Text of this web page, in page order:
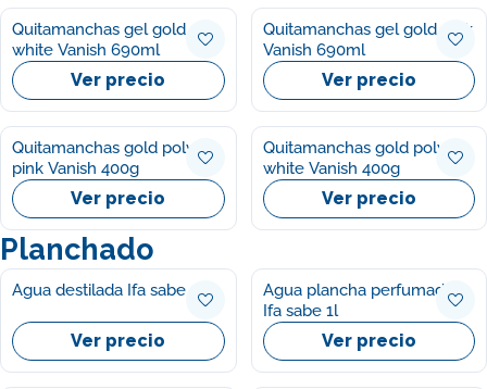
Quitamanchas gel gold
white Vanish 690ml
Ver precio
Quitamanchas gel gold pink
Vanish 690ml
Ver precio
Quitamanchas gold polvo
pink Vanish 400g
Ver precio
Quitamanchas gold polvo
white Vanish 400g
Ver precio
Planchado
Agua destilada Ifa sabe 5l
Ver precio
Agua plancha perfumada
Ifa sabe 1l
Ver precio